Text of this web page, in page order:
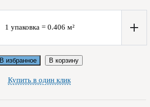
1 упаковка = 0.406 м²
В избранное В корзину
Купить в один клик